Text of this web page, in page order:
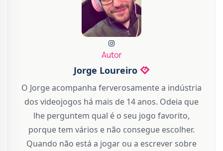
Autor
Jorge Loureiro
O Jorge acompanha ferverosamente a indústria
dos videojogos há mais de 14 anos. Odeia que
lhe perguntem qual é o seu jogo favorito,
porque tem vários e não consegue escolher.
Quando não está a jogar ou a escrever sobre